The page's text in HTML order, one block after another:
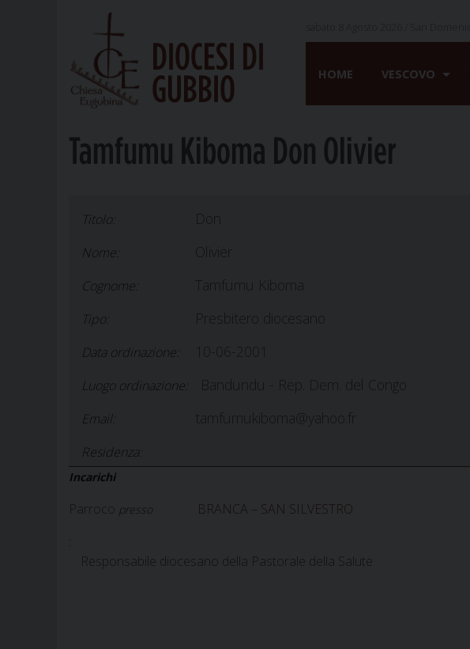
DIOCESI DI
GUBBIO
HOME VESCOVO
Tamfumu Kiboma Don Olivier
Titolo:
Nome:
Cognome: Tamfumu Kiboma
Tipo: Presbitero diocesano
Data ordinazione: 10-06-2001
Luogo ordinazione: Bandundu - Rep. Dem. del Congo
Email: tamfumukiboma@yahoo.fr
Residenza:
Incarichi
Parroco presso BRANCA – SAN SILVESTRO
:
Responsabile diocesano della Pastorale della Salute